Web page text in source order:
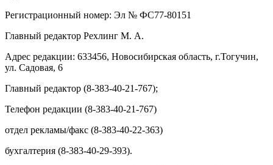
Регистрационный номер: Эл № ФС77-80151
Главный редактор Рехлинг М. А.
Адрес редакции: 633456, Новосибирская область, г.Тогучин,
ул. Садовая, 6
Главный редактор (8-383-40-21-767);
Телефон редакции (8-383-40-21-767)
отдел рекламы/факс (8-383-40-22-363)
бухгалтерия (8-383-40-29-393).